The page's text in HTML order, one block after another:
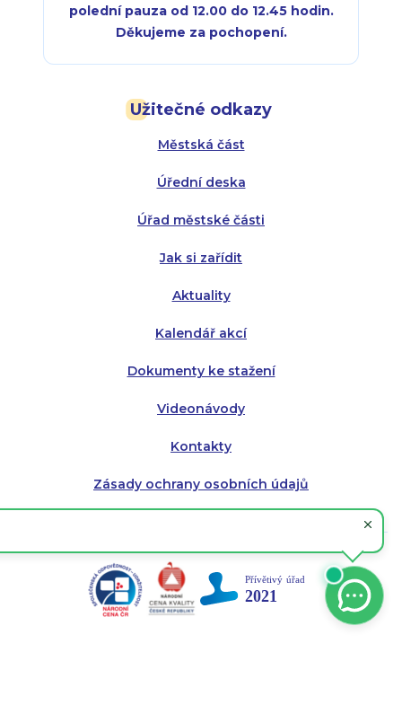
Užitečné odkazy
Městská část
Úřední deska
Úřad městské části
Jak si zařídit
Aktuality
Kalendář akcí
Dokumenty ke stažení
Videonávody
Kontakty
Zásady ochrany osobních údajů
polední pauza od 12.00 do 12.45 hodin.
Děkujeme za pochopení.
Úterý:
Středa:
Čtvrtek:
Pátek:
Úterý:
Středa:
Čtvrtek: